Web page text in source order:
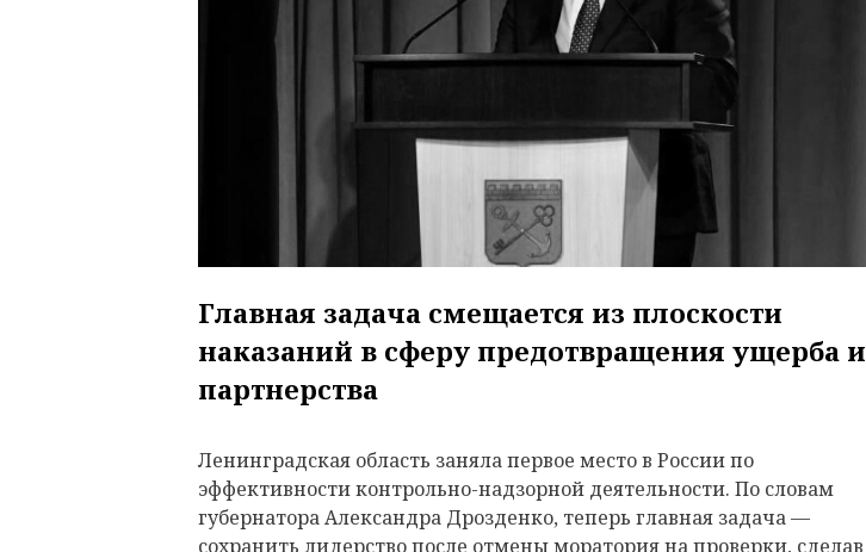
Главная задача смещается из плоскости
наказаний в сферу предотвращения ущерба и
партнерства
Ленинградская область заняла первое место в России по
эффективности контрольно-надзорной деятельности. По словам
губернатора Александра Дрозденко, теперь главная задача —
сохранить лидерство после отмены моратория на проверки, сделав